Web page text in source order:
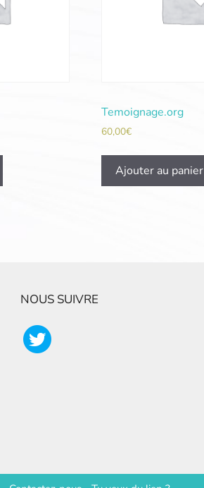
Temoignage.org
60,00€
Ajouter au panier
NOUS SUIVRE